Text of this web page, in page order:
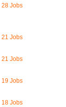
28 Jobs
21 Jobs
21 Jobs
19 Jobs
18 Jobs